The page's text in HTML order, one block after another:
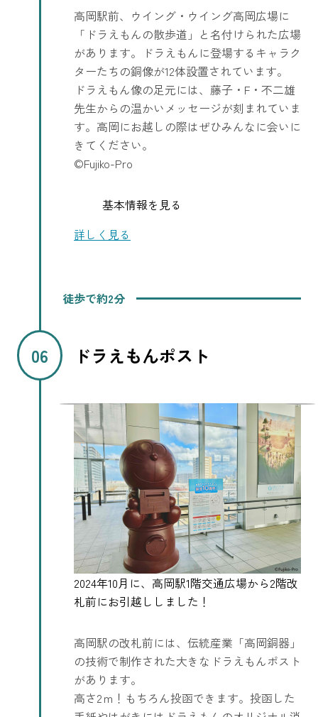
高岡駅前、ウイング・ウイング高岡広場に
「ドラえもんの散歩道」と名付けられた広場
があります。ドラえもんに登場するキャラク
ターたちの銅像が12体設置されています。
ドラえもん像の足元には、藤子・F・不二雄
先生からの温かいメッセージが刻まれていま
す。高岡にお越しの際はぜひみんなに会いに
きてください。
©Fujiko-Pro
基本情報を見る
詳しく見る
徒歩で約2分
ドラえもんポスト
高岡駅の改札前には、伝統産業「高岡銅器」
の技術で制作された大きなドラえもんポスト
があります。
高さ2ｍ！もちろん投函できます。投函した